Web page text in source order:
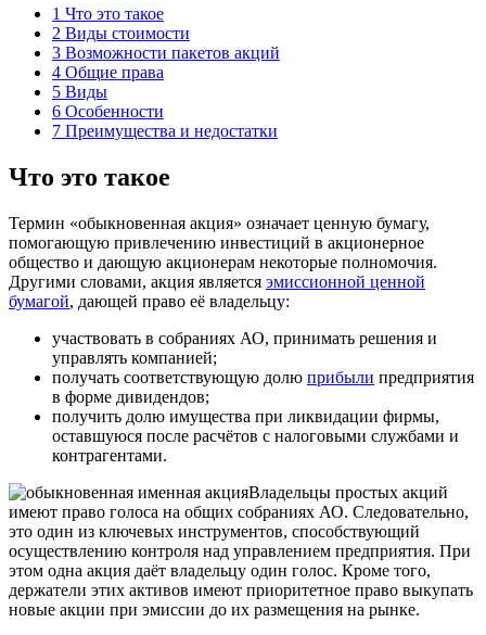
1 Что это такое
2 Виды стоимости
3 Возможности пакетов акций
4 Общие права
5 Виды
6 Особенности
7 Преимущества и недостатки
Что это такое
Термин «обыкновенная акция» означает ценную бумагу,
помогающую привлечению инвестиций в акционерное
общество и дающую акционерам некоторые полномочия.
Другими словами, акция является эмиссионной ценной
бумагой, дающей право её владельцу:
участвовать в собраниях АО, принимать решения и
управлять компанией;
получать соответствующую долю прибыли предприятия
в форме дивидендов;
получить долю имущества при ликвидации фирмы,
оставшуюся после расчётов с налоговыми службами и
контрагентами.
Владельцы простых акций
имеют право голоса на общих собраниях АО. Следовательно,
это один из ключевых инструментов, способствующий
осуществлению контроля над управлением предприятия. При
этом одна акция даёт владельцу один голос. Кроме того,
держатели этих активов имеют приоритетное право выкупать
новые акции при эмиссии до их размещения на рынке.